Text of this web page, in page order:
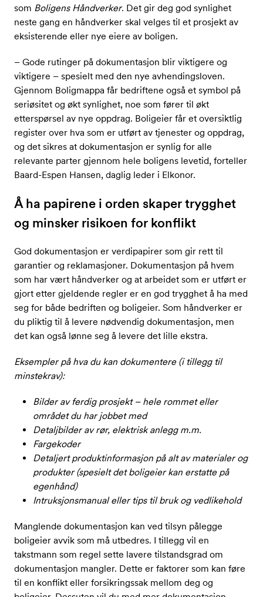
som Boligens Håndverker. Det gir deg god synlighet
neste gang en håndverker skal velges til et prosjekt av
eksisterende eller nye eiere av boligen.
– Gode rutinger på dokumentasjon blir viktigere og
viktigere – spesielt med den nye avhendingsloven.
Gjennom Boligmappa får bedriftene også et symbol på
seriøsitet og økt synlighet, noe som fører til økt
etterspørsel av nye oppdrag. Boligeier får et oversiktlig
register over hva som er utført av tjenester og oppdrag,
og det sikres at dokumentasjon er synlig for alle
relevante parter gjennom hele boligens levetid, forteller
Baard-Espen Hansen, daglig leder i Elkonor.
Å ha papirene i orden skaper trygghet
og minsker risikoen for konflikt
God dokumentasjon er verdipapirer som gir rett til
garantier og reklamasjoner. Dokumentasjon på hvem
som har vært håndverker og at arbeidet som er utført er
gjort etter gjeldende regler er en god trygghet å ha med
seg for både bedriften og boligeier. Som håndverker er
du pliktig til å levere nødvendig dokumentasjon, men
det kan også lønne seg å levere det lille ekstra.
Eksempler på hva du kan dokumentere (i tillegg til
minstekrav):
Bilder av ferdig prosjekt – hele rommet eller
området du har jobbet med
Detaljbilder av rør, elektrisk anlegg m.m.
Fargekoder
Detaljert produktinformasjon på alt av materialer og
produkter (spesielt det boligeier kan erstatte på
egenhånd)
Intruksjonsmanual eller tips til bruk og vedlikehold
Manglende dokumentasjon kan ved tilsyn pålegge
boligeier avvik som må utbedres. I tillegg vil en
takstmann som regel sette lavere tilstandsgrad om
dokumentasjon mangler. Dette er faktorer som kan føre
til en konflikt eller forsikringssak mellom deg og